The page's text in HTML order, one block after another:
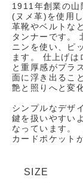
1911年創業の山
(ヌメ革)を使用
革靴やベルトな
タンナーです。
ニンを使い、ピ
ます。 仕上げ
と重厚感がプラ
面に浮き出るこ
艶と照りへと変
シンプルなデザ
鍵を扱いやすい
なっています。
カードポケット
SIZE